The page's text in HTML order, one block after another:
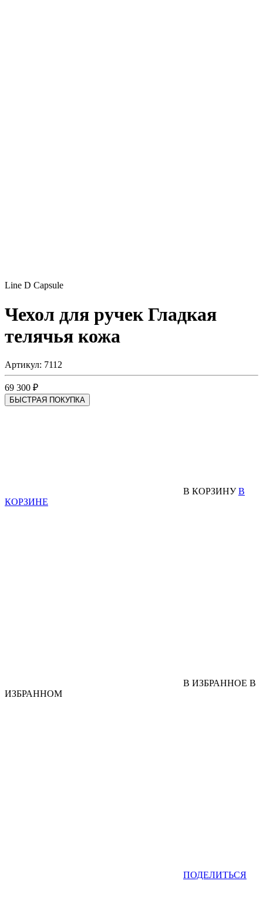
Line D Capsule
Чехол для ручек Гладкая
телячья кожа
Артикул: 7112
69 300 ₽
БЫСТРАЯ ПОКУПКА
В КОРЗИНУ В
КОРЗИНЕ
В ИЗБРАННОЕ В
ИЗБРАННОМ
ПОДЕЛИТЬСЯ